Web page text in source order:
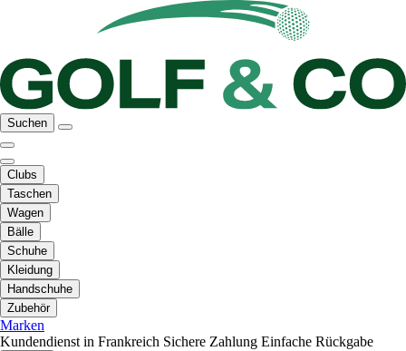
Suchen
Clubs
Taschen
Wagen
Bälle
Schuhe
Kleidung
Handschuhe
Zubehör
Marken
Kundendienst in Frankreich Sichere Zahlung Einfache Rückgabe